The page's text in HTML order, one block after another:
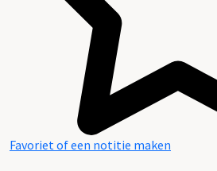
Favoriet of een notitie maken